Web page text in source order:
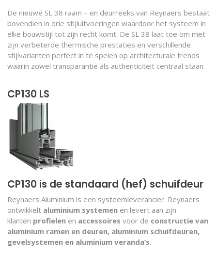
De nieuwe SL 38 raam – en deurreeks van Reynaers bestaat
bovendien in drie stijluitvoeringen waardoor het systeem in
elke bouwstijl tot zijn recht komt. De SL 38 laat toe om met
zijn verbeterde thermische prestaties en verschillende
stijlvarianten perfect in te spelen op architecturale trends
waarin zowel transparantie als authenticiteit centraal staan.
CP130 LS
CP130 is de standaard (hef) schuifdeur
Reynaers Aluminium is een systeemleverancier. Reynaers
ontwikkelt aluminium systemen en levert aan zijn
klanten profielen en accessoires voor de constructie van
aluminium ramen en deuren, aluminium schuifdeuren,
gevelsystemen en aluminium veranda’s.